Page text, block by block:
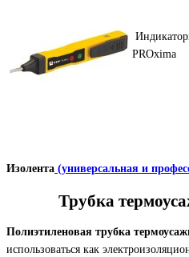
PROxima
Изолента (универсальная и
Трубка
Полиэтиленовая трубка
использоваться как